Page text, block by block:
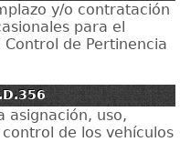
y/o contratación
para el
de Pertinencia
asignación, uso,
de los vehículos